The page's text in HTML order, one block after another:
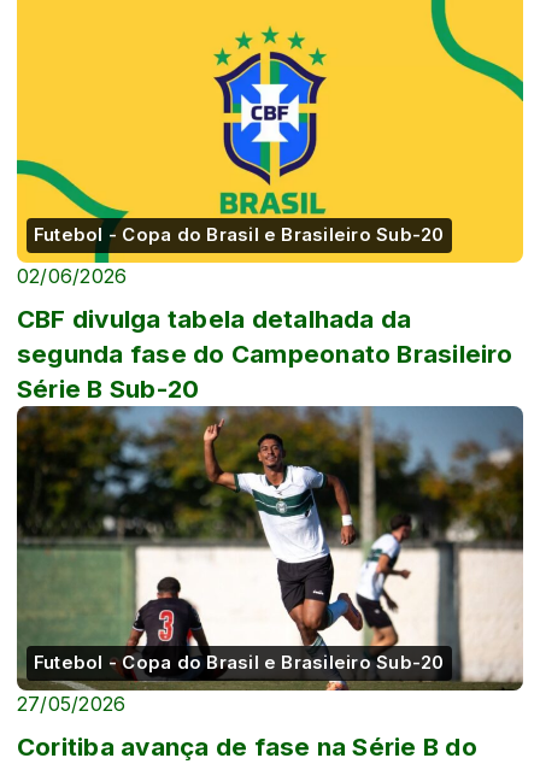
Futebol - Copa do Brasil e Brasileiro Sub-20
02/06/2026
CBF divulga tabela detalhada da
segunda fase do Campeonato Brasileiro
Série B Sub-20
Futebol - Copa do Brasil e Brasileiro Sub-20
27/05/2026
Coritiba avança de fase na Série B do